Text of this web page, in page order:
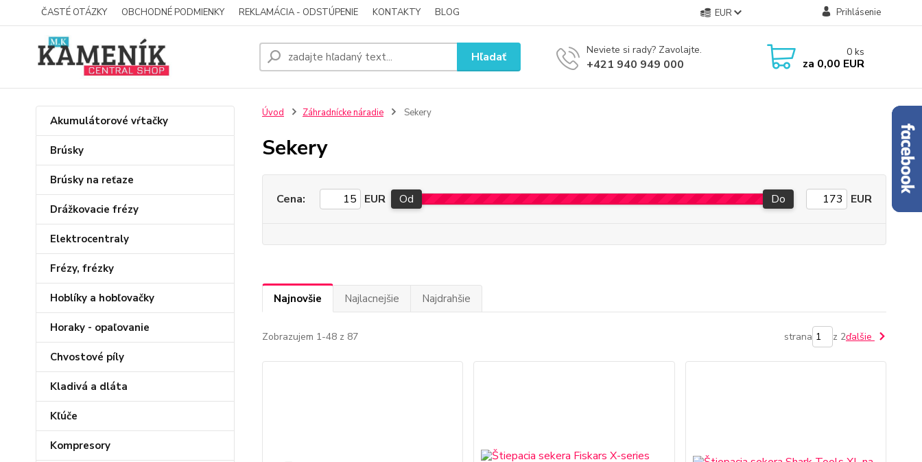
ČASTÉ OTÁZKY OBCHODNÉ PODMIENKY REKLAMÁCIA - ODSTÚPENIE KONTAKTY BLOG EUR Prihlásenie
Hľadať Neviete si rady? Zavolajte.
+421 940 949 000
0 ks
za 0,00 EUR
Akumulátorové vŕtačky
Brúsky
Brúsky na reťaze
Drážkovacie frézy
Elektrocentraly
Frézy, frézky
Hoblíky a hobľovačky
Horaky - opaľovanie
Chvostové píly
Kladivá a dláta
Kľúče
Kompresory
Úvod Záhradnícke náradie Sekery
Sekery
Cena: EUR Od Do EUR
Najnovšie Najlacnejšie Najdrahšie
Zobrazujem 1-48 z 87 strana z 2ďalšie